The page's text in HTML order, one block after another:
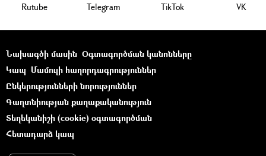
Rutube Telegram ТikТоk VK
Նախագծի մասին Օգտագործման կանոնները
Կապ Մամուլի հաղորդագրություններ
Ընկերությունների նորություններ
Գաղտնիության քաղաքականություն
Տեղեկանիշի (cookie) օգտագործման
Հետադարձ կապ